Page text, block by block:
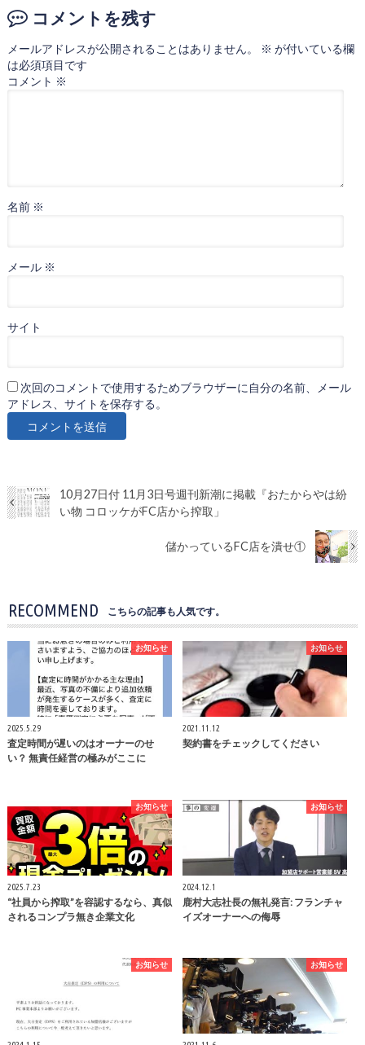
コメントを残す
メールアドレスが公開されることはありません。 ※ が付いている欄
は必須項目です
コメント ※
名前 ※
メール ※
サイト
次回のコメントで使用するためブラウザーに自分の名前、メール
アドレス、サイトを保存する。
10月27日付 11月3日号週刊新潮に掲載『おたからやは紛
い物 コロッケがFC店から搾取」
儲かっているFC店を潰せ①
RECOMMEND こちらの記事も人気です。
お知らせ
2025.5.29
査定時間が遅いのはオーナーのせ
い？ 無責任経営の極みがここに
お知らせ
2021.11.12
契約書をチェックしてください
お知らせ
2025.7.23
“社員から搾取”を容認するなら、真似
されるコンプラ無き企業文化
お知らせ
2024.12.1
鹿村大志社長の無礼発言: フランチャ
イズオーナーへの侮辱
お知らせ お知らせ